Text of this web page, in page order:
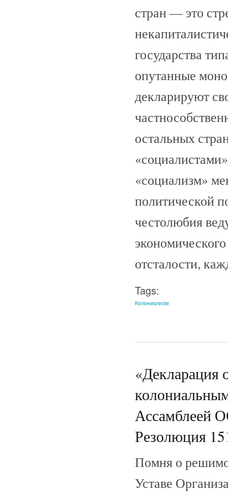
стран — это
государства
опутанные
декларируют
остальных
«социализм»
политической
честолюбия
отсталости,
Tags:
Колониализм
«Декларация
Ассамблеей
Резолюция
Помня о
Уставе